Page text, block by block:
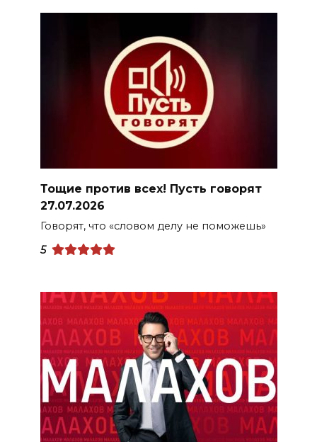
Тощие против всех! Пусть говорят
27.07.2026
Говорят, что «словом делу не поможешь»
5